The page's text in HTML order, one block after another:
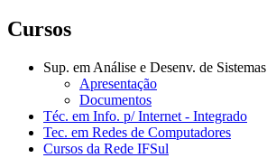
Cursos
Sup. em Análise e Desenv. de Sistemas
Apresentação
Documentos
Téc. em Info. p/ Internet - Integrado
Tec. em Redes de Computadores
Cursos da Rede IFSul